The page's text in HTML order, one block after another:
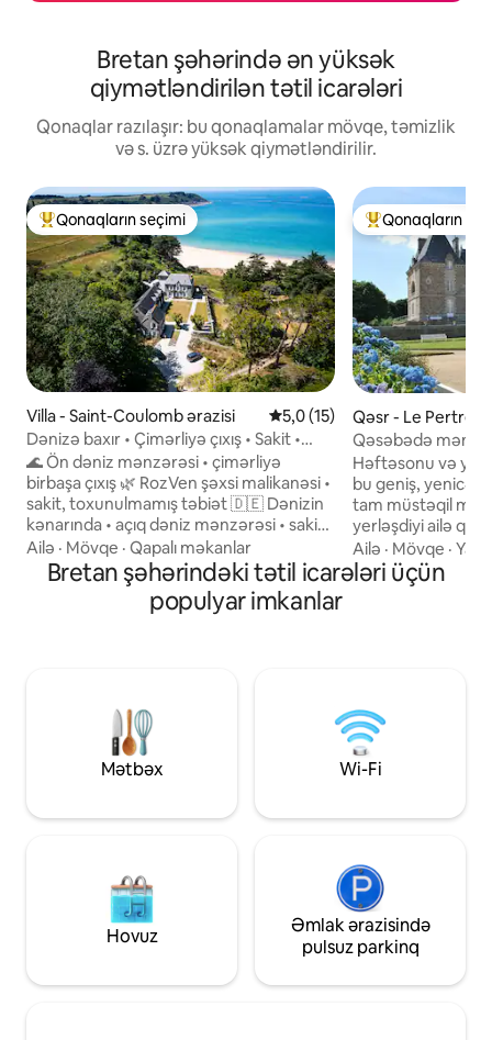
Bretan şəhərində ən yüksək
qiymətləndirilən tətil icarələri
Qonaqlar razılaşır: bu qonaqlamalar mövqe, təmizlik
və s. üzrə yüksək qiymətləndirilir.
Populyar "Qonaqların seçimi"
Qonaqların seçimi
Villa - Saint-Coulomb ərazisi Ortalama reytinq 5,0/5, 15 rəy
5,0 (15)
Dənizə baxır • Çimərliyə çıxış • Sakit •
Pulsuz terminal
🌊 Ön dəniz mənzərəsi • çimərliyə
birbaşa çıxış 🌿 RozVen şəxsi malikanəsi •
sakit, toxunulmamış təbiət 🇩🇪 Dənizin
kənarında • açıq dəniz mənzərəsi • sakit
💼 Uzaqdan iş • Optik kabel >1 Gb/s 🔌
Pulsuz 22 kVt elektrik avtomobili
doldurma stansiyası 🍼 Körpə dəsti •
Asan səyahət 🍽 Dəniz qabığı (3★ –
terras ✨ Kənddəki evlərdə qonaqlama
imkanı ⛳ Dinar Qolf Sahəsi • 💆‍♀️ Sen-Malo
Termal Spa Mərkəzi
Ailə · Mövqe · Qapalı məkanlar
Populyar
Qonaqların
Qəsr - Le Pertre
Qəsəbədə
Həftəsonu və ya
bu geniş, yenicə
tam müstəqil
yerləşdiyi ailə
yerləşir və tarixi
alınıb. Buradan
mənzərə açılır. Oraya aparan gözəl
gölməçəsini
meşəlik parkdan
Ailə · Mövqe ·
Bretan şəhərindəki tətil icarələri üçün
populyar imkanlar
Mətbəx Wi-Fi
Hovuz
Əmlak ərazisində
pulsuz parkinq